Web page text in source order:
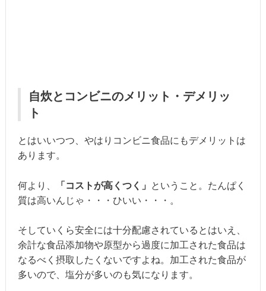
自炊とコンビニのメリット・デメリッ
ト
とはいいつつ、やはりコンビニ食品にもデメリットは
あります。
何より、 「コストが高くつく」
ということ。たんぱく
質は高いんじゃ・・・ひいい・・・。
そしていくら安全には十分配慮されているとはいえ、
余計な食品添加物や原型から過度に加工された食品は
なるべく摂取したくないですよね。加工された食品が
多いので、塩分が多いのも気になります。